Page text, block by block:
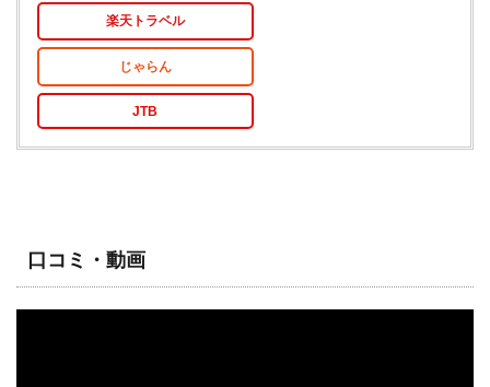
楽天トラベル
じゃらん
JTB
口コミ・動画